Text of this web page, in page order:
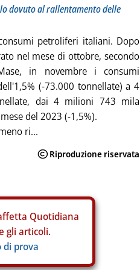
dovuto al rallentamento delle
petroliferi italiani. Dopo
nel mese di ottobre, secondo
in novembre i consumi
(-73.000 tonnellate) a 4
dai 4 milioni 743 mila
del 2023 (-1,5%).
ri...
Quotidiana
gli articoli.
di prova